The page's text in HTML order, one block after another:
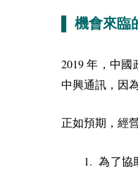
▌ 機會來臨
2019年，中國
中興通訊，因
正如預期，經
1.為了協